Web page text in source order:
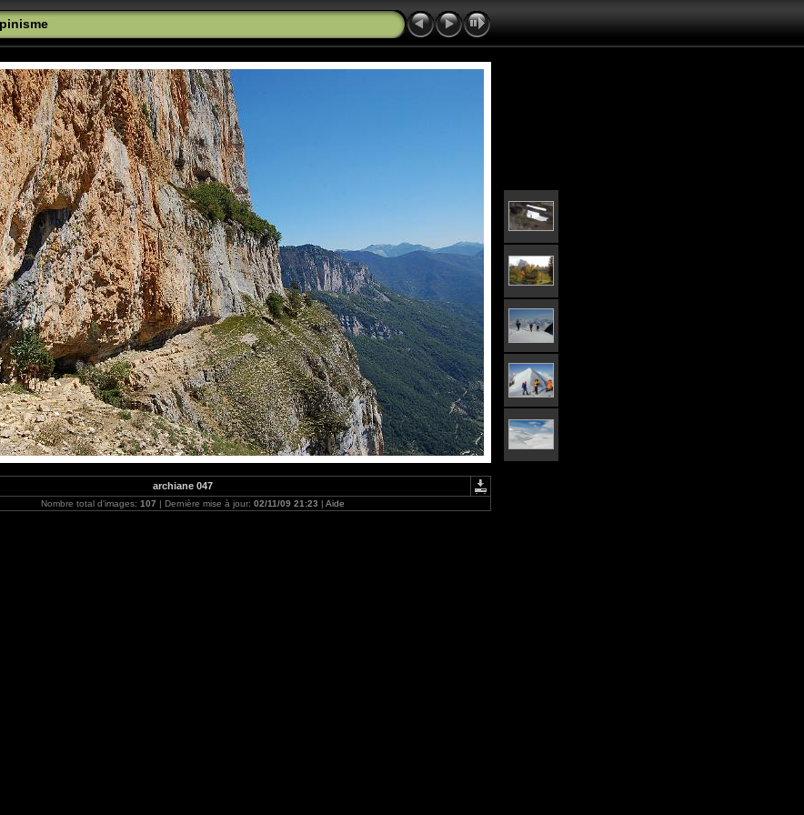
archiane 047
Nombre total d'images: 107 | Dernière mise à jour: 02/11/09 21:23 | Aide